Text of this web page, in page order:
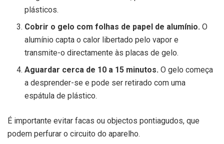
plásticos.
Cobrir o gelo com folhas de papel de alumínio. O
alumínio capta o calor libertado pelo vapor e
transmite-o directamente às placas de gelo.
Aguardar cerca de 10 a 15 minutos. O gelo começa
a desprender-se e pode ser retirado com uma
espátula de plástico.
É importante evitar facas ou objectos pontiagudos, que
podem perfurar o circuito do aparelho.